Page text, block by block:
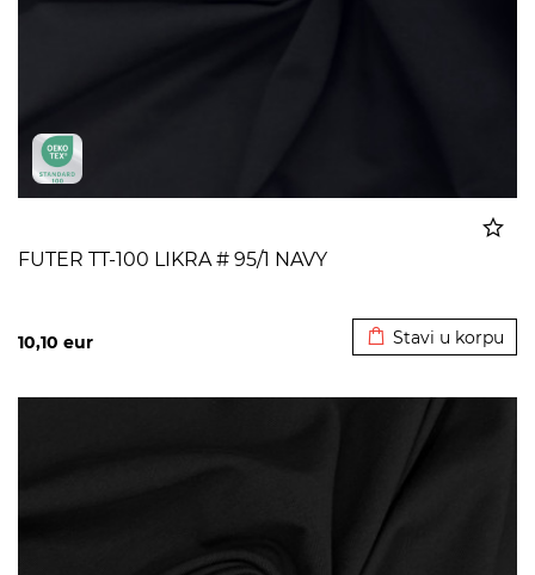
FUTER TT-100 LIKRA # 95/1 NAVY
10,10 eur Stavi u korpu